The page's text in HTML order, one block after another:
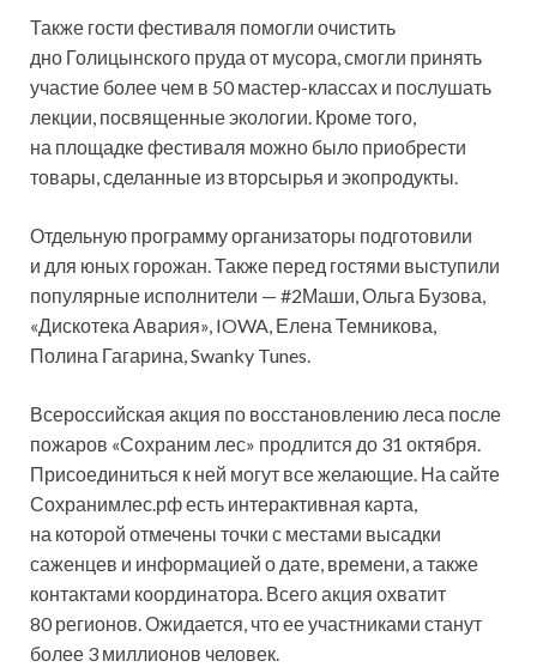
Также гости фестиваля помогли очистить
дно Голицынского пруда от мусора, смогли принять
участие более чем в 50 мастер-классах и послушать
лекции, посвященные экологии. Кроме того,
на площадке фестиваля можно было приобрести
товары, сделанные из вторсырья и экопродукты.
Отдельную программу организаторы подготовили
и для юных горожан. Также перед гостями выступили
популярные исполнители — #2Маши, Ольга Бузова,
«Дискотека Авария», IOWA, Елена Темникова,
Полина Гагарина, Swanky Tunes.
Всероссийская акция по восстановлению леса после
пожаров «Сохраним лес» продлится до 31 октября.
Присоединиться к ней могут все желающие. На сайте
Сохранимлес.рф есть интерактивная карта,
на которой отмечены точки с местами высадки
саженцев и информацией о дате, времени, а также
контактами координатора. Всего акция охватит
80 регионов. Ожидается, что ее участниками станут
более 3 миллионов человек.